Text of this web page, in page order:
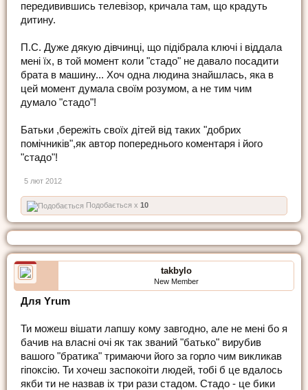
передивившись телевізор, кричала там, що крадуть
дитину.
П.С. Дуже дякую дівчинці, що підібрала ключі і віддала
мені їх, в той момент коли "стадо" не давало посадити
брата в машину... Хоч одна людина знайшлась, яка в
цей момент думала своїм розумом, а не тим чим
думало "стадо"!
Батьки ,бережіть своїх дітей від таких "добрих
помічників",як автор попереднього коментаря і його
"стадо"!
5 лют 2012
Подобається x 10
takbylo
New Member
Для Yrum
Ти можеш вiшати лапшу кому завгодно, але не менi бо я
бачив на власнi очi як так званий "батько" вирубив
вашого "братика" тримаючи його за горло чим викликав
гiпоксiю. Ти хочеш заспокоiти людей, тобi б це вдалось
якби ти не назвав iх три рази стадом. Стадо - це бики